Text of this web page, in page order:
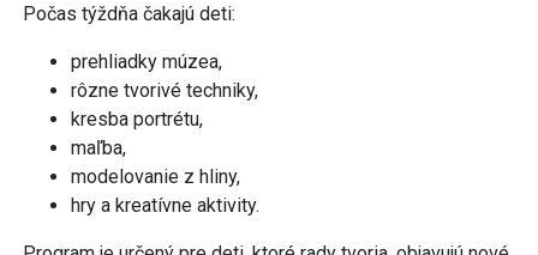
Počas týždňa čakajú deti:
prehliadky múzea,
rôzne tvorivé techniky,
kresba portrétu,
maľba,
modelovanie z hliny,
hry a kreatívne aktivity.